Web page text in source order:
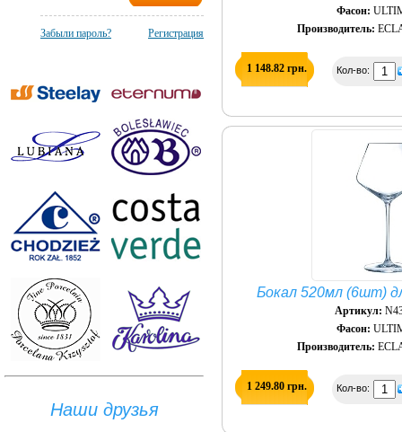
Забыли пароль? Регистрация
Наши друзья
Фасон:
Производитель:
1 148.82 грн. Кол-во:
Бокал 520мл (6шт)
Артикул:
Фасон:
Производитель:
1 249.80 грн. Кол-во: